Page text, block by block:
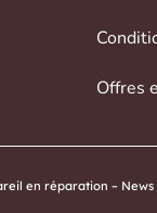
Offres
en réparation – News